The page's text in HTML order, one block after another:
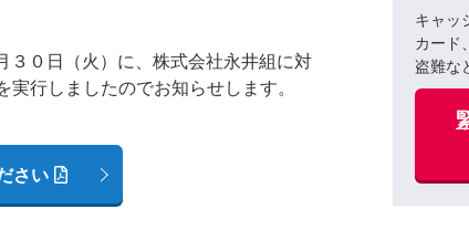
０日（火）に、株式会社永井組に対
行しましたのでお知らせします。
さい
キャッ
カード
盗難な